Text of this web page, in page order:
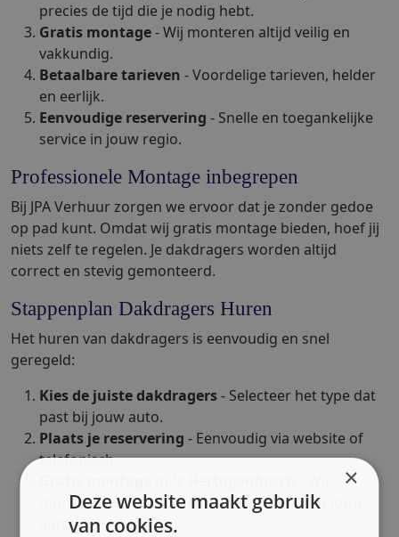
precies de tijd die je nodig hebt.
Gratis montage- Wij monteren altijd veilig en
vakkundig.
Betaalbare tarieven - Voordelige tarieven, helder
en eerlijk.
Eenvoudige reservering - Snelle en toegankelijke
service in jouw regio.
Professionele Montage inbegrepen
Bij JPA Verhuur zorgen we ervoor dat je zonder gedoe
op pad kunt. Omdat wij gratis montage bieden, hoef jij
niets zelf te regelen. Je dakdragers worden altijd
correct en stevig gemonteerd.
Stappenplan Dakdragers Huren
Het huren van dakdragers is eenvoudig en snel
geregeld:
Kies de juiste dakdragers- Selecteer het type dat
past bij jouw auto.
Plaats je reservering - Eenvoudig via website of
telefonisch.
monteren de dakdragers professioneel op jouw
auto.
×
Deze website maakt gebruik
van cookies.